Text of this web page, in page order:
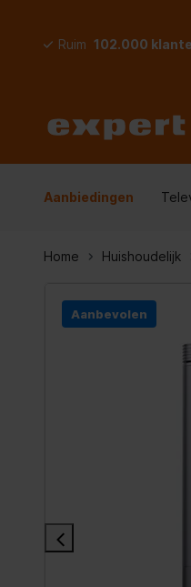
Ruim 102.000
Aanbiedingen
Home Huishoudelijk
Aanbevolen